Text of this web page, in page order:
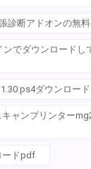
診断アドオンの無
ンでダウンロードし
ps4ダウンロード
キャンプリンター
ードpdf